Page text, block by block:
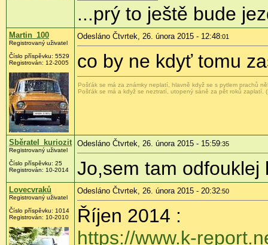
...prý to ještě bude
Martin_100
Registrovaný uživatel
Číslo příspěvku: 5529
Registrován: 12-2005
Odesláno Čtvrtek, 26. února 2015 - 12:48:01
co by ne kdyť tomu
Pošťák se má za známky neplatí, hlavně když se s pytlem prachů
Pošťák se má a když se neztratí, utopený sáně za pět roků zaplatí.
Sběratel_kuriozit
Registrovaný uživatel
Číslo příspěvku: 25
Registrován: 10-2014
Odesláno Čtvrtek, 26. února 2015 - 15:59:35
Jo,sem tam odfouklej
Lovecvraků
Registrovaný uživatel
Číslo příspěvku: 1014
Registrován: 10-2010
Odesláno Čtvrtek, 26. února 2015 - 20:32:50
Říjen 2014 :
https://www.k-